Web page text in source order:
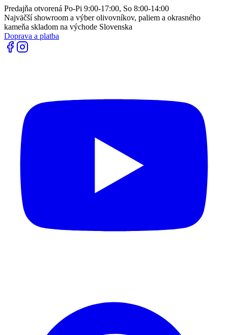
Predajňa otvorená Po-Pi 9:00-17:00, So 8:00-14:00
Najväčší showroom a výber olivovníkov, paliem a okrasného
kameňa skladom na východe Slovenska
Doprava a platba